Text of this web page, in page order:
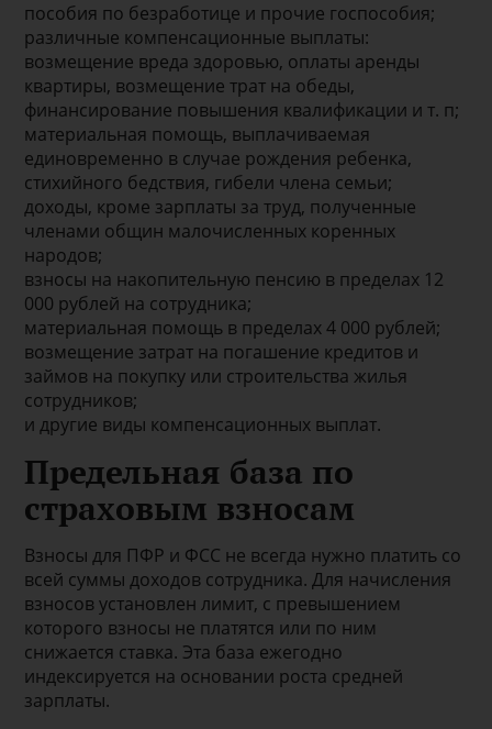
пособия по безработице и прочие госпособия;
различные компенсационные выплаты:
возмещение вреда здоровью, оплаты аренды
квартиры, возмещение трат на обеды,
финансирование повышения квалификации и т. п;
материальная помощь, выплачиваемая
единовременно в случае рождения ребенка,
стихийного бедствия, гибели члена семьи;
доходы, кроме зарплаты за труд, полученные
членами общин малочисленных коренных
народов;
взносы на накопительную пенсию в пределах 12
000 рублей на сотрудника;
материальная помощь в пределах 4 000 рублей;
возмещение затрат на погашение кредитов и
займов на покупку или строительства жилья
сотрудников;
и другие виды компенсационных выплат.
Предельная база по
страховым взносам
Взносы для ПФР и ФСС не всегда нужно платить со
всей суммы доходов сотрудника. Для начисления
взносов установлен лимит, с превышением
которого взносы не платятся или по ним
снижается ставка. Эта база ежегодно
индексируется на основании роста средней
зарплаты.